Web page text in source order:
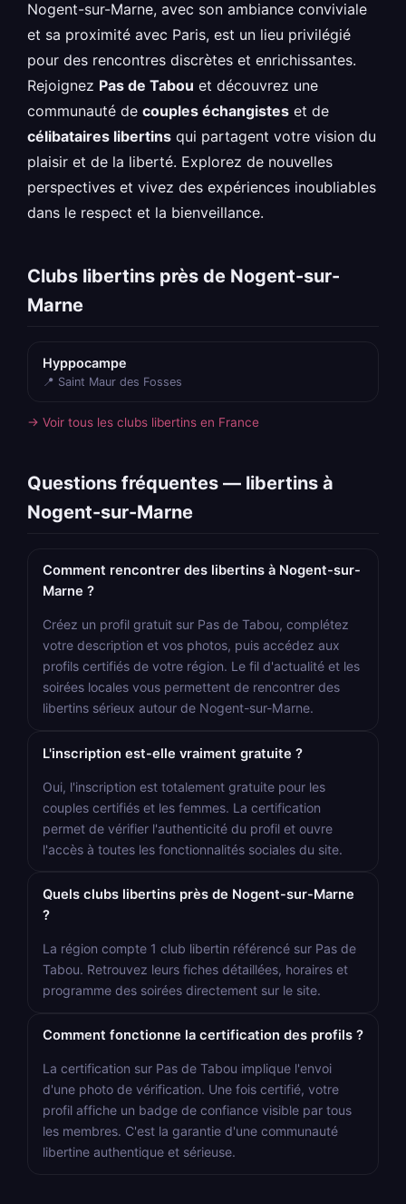
Nogent-sur-Marne, avec son ambiance conviviale
et sa proximité avec Paris, est un lieu privilégié
pour des rencontres discrètes et enrichissantes.
Rejoignez Pas de Tabou et découvrez une
communauté de couples échangistes et de
célibataires libertins qui partagent votre vision du
plaisir et de la liberté. Explorez de nouvelles
perspectives et vivez des expériences inoubliables
dans le respect et la bienveillance.
Clubs libertins près de Nogent-sur-
Marne
Hyppocampe
📍 Saint Maur des Fosses
→ Voir tous les clubs libertins en France
Questions fréquentes — libertins à
Nogent-sur-Marne
Comment rencontrer des libertins à Nogent-sur-
Marne ?
Créez un profil gratuit sur Pas de Tabou, complétez
votre description et vos photos, puis accédez aux
profils certifiés de votre région. Le fil d'actualité et les
soirées locales vous permettent de rencontrer des
libertins sérieux autour de Nogent-sur-Marne.
L'inscription est-elle vraiment gratuite ?
Oui, l'inscription est totalement gratuite pour les
couples certifiés et les femmes. La certification
permet de vérifier l'authenticité du profil et ouvre
l'accès à toutes les fonctionnalités sociales du site.
Quels clubs libertins près de Nogent-sur-Marne
?
La région compte 1 club libertin référencé sur Pas de
Tabou. Retrouvez leurs fiches détaillées, horaires et
programme des soirées directement sur le site.
Comment fonctionne la certification des profils ?
La certification sur Pas de Tabou implique l'envoi
d'une photo de vérification. Une fois certifié, votre
profil affiche un badge de confiance visible par tous
les membres. C'est la garantie d'une communauté
libertine authentique et sérieuse.